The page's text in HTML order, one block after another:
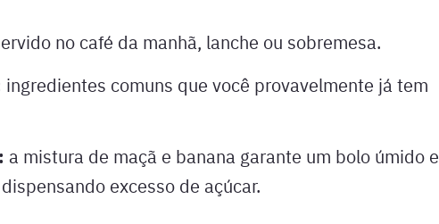
no café da manhã, lanche ou sobremesa.
ingredientes comuns que você provavelmente já tem
a mistura de maçã e banana garante um bolo úmido e
excesso de açúcar.